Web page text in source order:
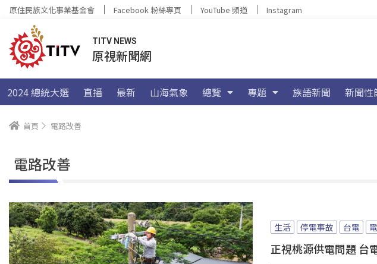
原住民族文化事業基金會 Facebook 粉絲專頁 YouTube 頻道 Instagram
TITV NEWS
原視新聞網
2024 總統大選 直播 最新 山海氣象 總覽 專題 族語新聞 新聞性
首頁 電路改善
電路改善
生活 停電事故 台電
正視桃源供電問題 台